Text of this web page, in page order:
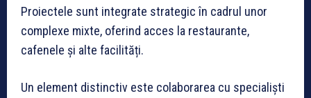
Proiectele sunt integrate strategic în cadrul unor
complexe mixte, oferind acces la restaurante,
cafenele și alte facilități.
Un element distinctiv este colaborarea cu specialiști